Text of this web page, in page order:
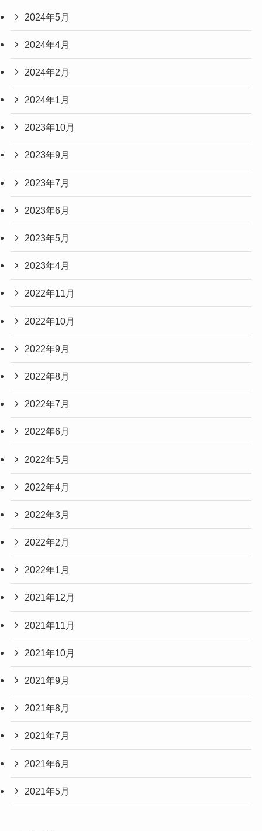
2024年5月
2024年4月
2024年2月
2024年1月
2023年10月
2023年9月
2023年7月
2023年6月
2023年5月
2023年4月
2022年11月
2022年10月
2022年9月
2022年8月
2022年7月
2022年6月
2022年5月
2022年4月
2022年3月
2022年2月
2022年1月
2021年12月
2021年11月
2021年10月
2021年9月
2021年8月
2021年7月
2021年6月
2021年5月